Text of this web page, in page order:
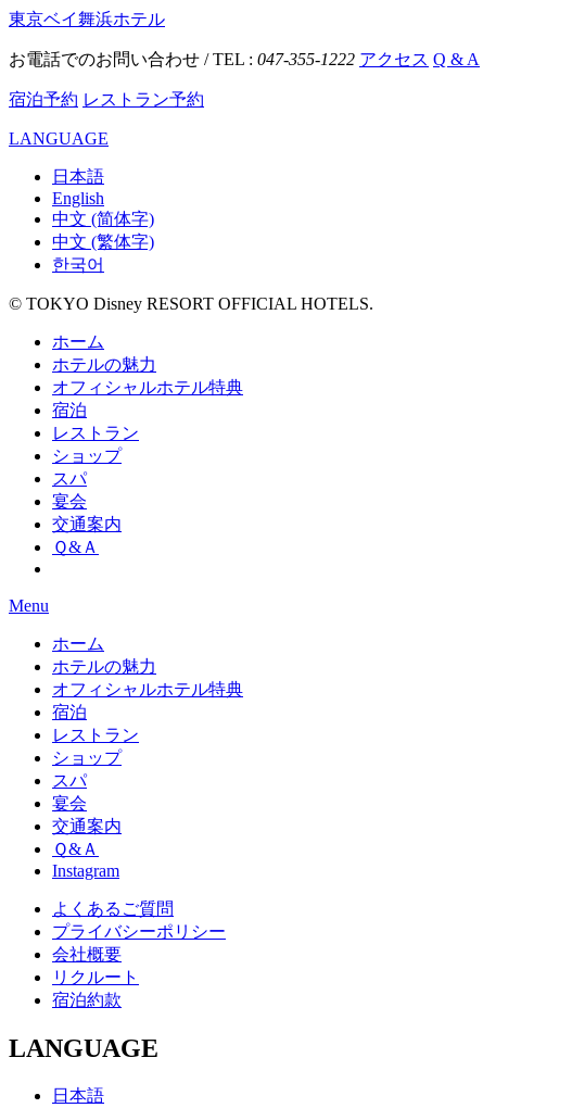
東京ベイ舞浜ホテル
お電話でのお問い合わせ / TEL : 047-355-1222 アクセス Q & A
宿泊予約 レストラン予約
LANGUAGE
日本語
English
中文 (简体字)
中文 (繁体字)
한국어
© TOKYO Disney RESORT OFFICIAL HOTELS.
ホーム
ホテルの魅力
オフィシャルホテル特典
宿泊
レストラン
ショップ
スパ
宴会
交通案内
Ｑ&Ａ
Menu
ホーム
ホテルの魅力
オフィシャルホテル特典
宿泊
レストラン
ショップ
スパ
宴会
交通案内
Ｑ&Ａ
Instagram
よくあるご質問
プライバシーポリシー
会社概要
リクルート
宿泊約款
LANGUAGE
日本語